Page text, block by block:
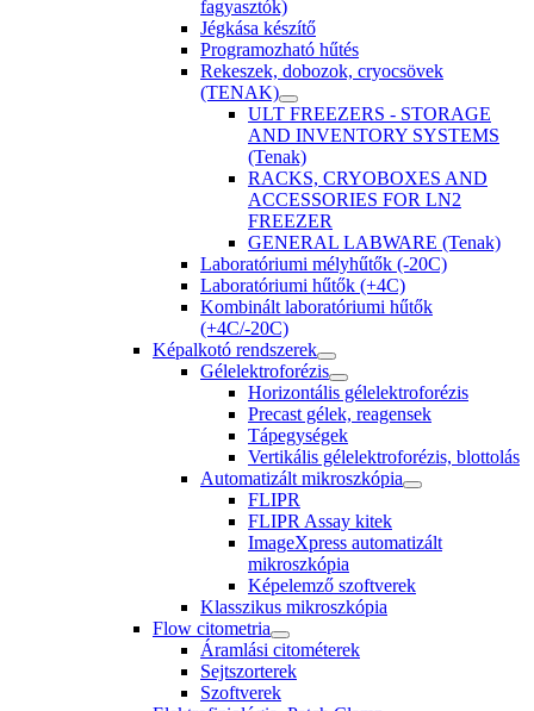
fagyasztók)
Jégkása készítő
Programozható hűtés
Rekeszek, dobozok, cryocsövek
(TENAK)
ULT FREEZERS - STORAGE
AND INVENTORY SYSTEMS
(Tenak)
RACKS, CRYOBOXES AND
ACCESSORIES FOR LN2
FREEZER
GENERAL LABWARE (Tenak)
Laboratóriumi mélyhűtők (-20C)
Laboratóriumi hűtők (+4C)
Kombinált laboratóriumi hűtők
(+4C/-20C)
Képalkotó rendszerek
Gélelektroforézis
Horizontális gélelektroforézis
Precast gélek, reagensek
Tápegységek
Vertikális gélelektroforézis, blottolás
Automatizált mikroszkópia
FLIPR
FLIPR Assay kitek
ImageXpress automatizált
mikroszkópia
Képelemző szoftverek
Klasszikus mikroszkópia
Flow citometria
Áramlási citométerek
Sejtszorterek
Szoftverek